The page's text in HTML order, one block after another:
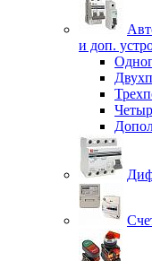
и доп.